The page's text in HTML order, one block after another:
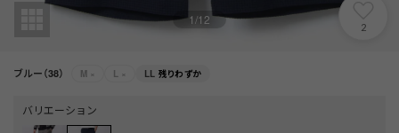
1/12
2
ブルー（38） M × L × LL 残りわずか
バリエーション